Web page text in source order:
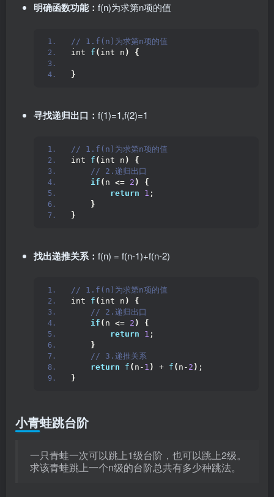
明确函数功能： f(n)为求第n项的值
// 1.f(n)为求第n项的值
int f ( int n ) {
}
寻找递归出口： f(1)=1,f(2)=1
// 1.f(n)为求第n项的值
int f ( int n )
{
// 2.递归出口
if ( n <= 2 )
{
return
1 ;
}
}
找出递推关系： f(n) = f(n-1)+f(n-2)
// 1.f(n)为求第n项的值
int f ( int n )
{
// 2.递归出口
if ( n <= 2 )
{
return
1 ;
}
// 3.递推关系
return
f ( n- 1 ) + f ( n- 2 ) ;
}
小青蛙跳台阶
一只青蛙一次可以跳上1级台阶，也可以跳上2级。
求该青蛙跳上一个n级的台阶总共有多少种跳法。